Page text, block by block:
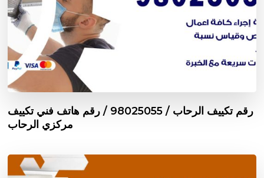
رقم تكييف الرحاب / 98025055 / رقم هاتف فني تكييف
مركزي الرحاب